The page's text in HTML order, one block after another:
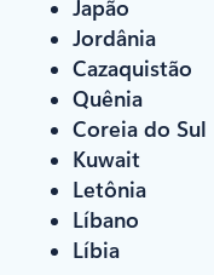
Japão
Jordânia
Cazaquistão
Quênia
Coreia do Sul
Kuwait
Letônia
Líbano
Líbia